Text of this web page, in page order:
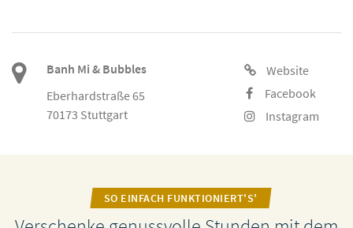
Banh Mi & Bubbles
Eberhardstraße 65
70173 Stuttgart
Website
Facebook
Instagram
SO EINFACH FUNKTIONIERT'S'